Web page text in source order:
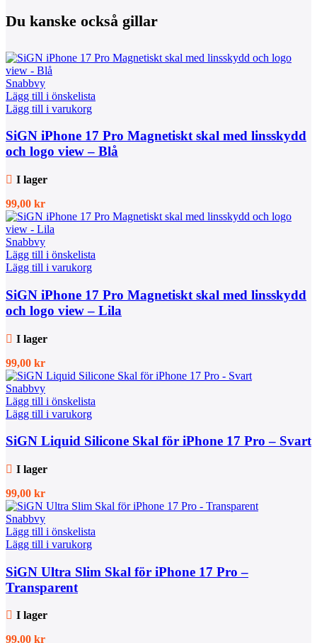
Du kanske också gillar
Snabbvy
Lägg till i önskelista
Lägg till i varukorg
SiGN iPhone 17 Pro Magnetiskt skal med linsskydd
och logo view – Blå
I lager
99,00 kr
Snabbvy
Lägg till i önskelista
Lägg till i varukorg
SiGN iPhone 17 Pro Magnetiskt skal med linsskydd
och logo view – Lila
I lager
99,00 kr
Snabbvy
Lägg till i önskelista
Lägg till i varukorg
SiGN Liquid Silicone Skal för iPhone 17 Pro – Svart
I lager
99,00 kr
Snabbvy
Lägg till i önskelista
Lägg till i varukorg
SiGN Ultra Slim Skal för iPhone 17 Pro –
Transparent
I lager
99,00 kr